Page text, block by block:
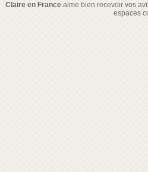
Claire en Franceaime bien recevoir vos
espaces